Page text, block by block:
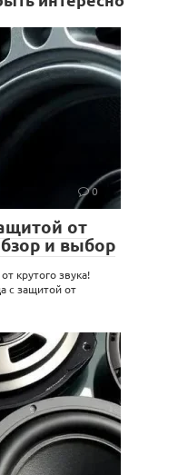
0
от
и выбор
крутого звука!
с защитой от